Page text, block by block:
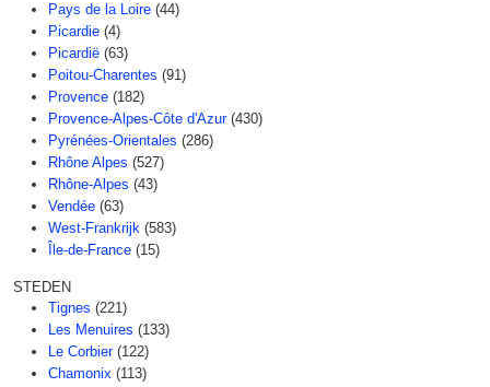
Pays de la Loire (44)
Picardie (4)
Picardië (63)
Poitou-Charentes (91)
Provence (182)
Provence-Alpes-Côte d'Azur (430)
Pyrénées-Orientales (286)
Rhône Alpes (527)
Rhône-Alpes (43)
Vendée (63)
West-Frankrijk (583)
Île-de-France (15)
STEDEN
Tignes (221)
Les Menuires (133)
Le Corbier (122)
Chamonix (113)